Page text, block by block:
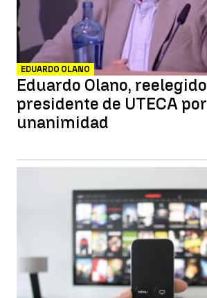
EDUARDO OLANO
Eduardo Olano, reelegido
presidente de UTECA por
unanimidad